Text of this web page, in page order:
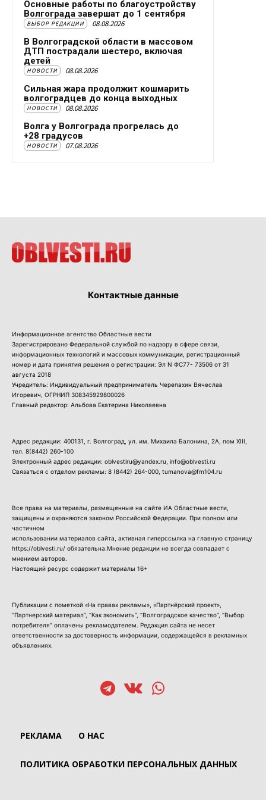
Основные работы по благоустройству
Волгограда завершат до 1 сентября
ВЫБОР РЕДАКЦИИ 08.08.2026
В Волгоградской области в массовом
ДТП пострадали шестеро, включая
детей
НОВОСТИ 08.08.2026
Сильная жара продолжит кошмарить
волгоградцев до конца выходных
НОВОСТИ 08.08.2026
Волга у Волгограда прогрелась до
+28 градусов
НОВОСТИ 07.08.2026
Контактные данные
Информационное агентство Областные вести
Зарегистрировано Федеральной службой по надзору в сфере связи,
информационных технологий и массовых коммуникации, регистрационный
номер и дата принятия решения о регистрации: Эл N ФС77- 73506 от 31
августа 2018
Учредитель: Индивидуальный предприниматель Черепахин Вячеслав
Игоревич, ОГРНИП 308345929800026
Главный редактор: Альбова Екатерина Николаевна
Адрес редакции: 400131, г. Волгоград, ул. им. Михаила Балонина, 2А, пом XIII,
тел. 8(8442) 260-100
Электронный адрес редакции: oblvestiru@yandex.ru, info@oblvesti.ru
Связаться с отделом рекламы: 8 (8442) 264-000 , tumanova@fm104.ru
Все права на материалы, размещенные на сайте ИА Областные вести,
защищены и охраняются законом Российской Федерации. При полном или
частичном
использовании материалов сайта, активная гиперссылка на главную страницу
https://oblvesti.ru/ обязательна.Мнение редакции не всегда совпадает с
мнением авторов.
Настоящий ресурс содержит материалы 16+
Публикации с пометкой «На правах рекламы», «Партнёрский проект»,
“Партнерский материал”, “Как экономить”, “Волгоградское качество”, “Выбор
потребителя” оплачены рекламодателем. Редакция сайта не несет
ответственности за достоверность информации, содержащейся в рекламных
объявлениях.
РЕКЛАМА О НАС
ПОЛИТИКА ОБРАБОТКИ ПЕРСОНАЛЬНЫХ ДАННЫХ